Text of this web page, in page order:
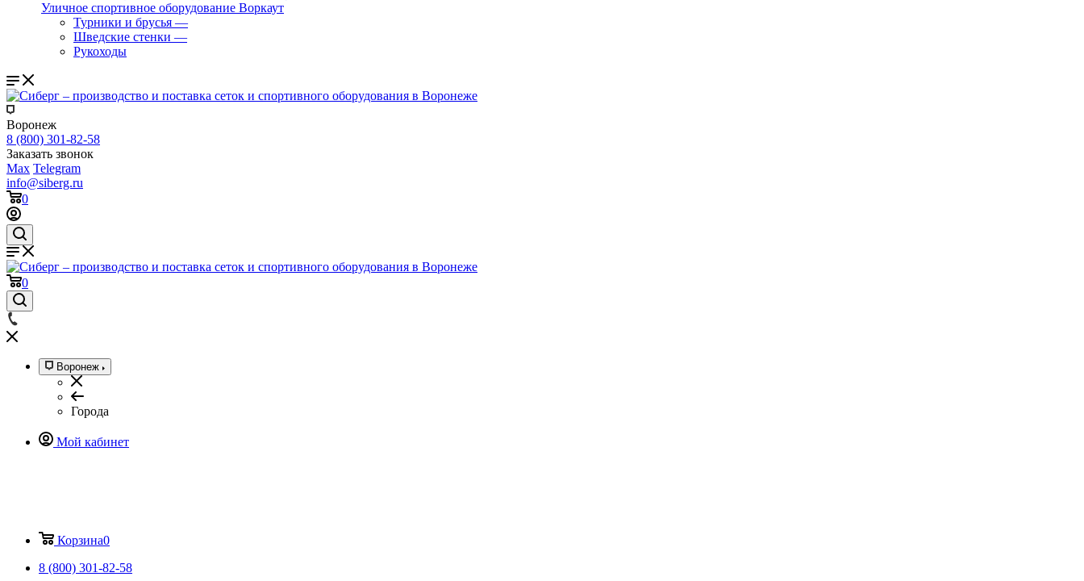
Уличное спортивное оборудование Воркаут
Турники и брусья —
Шведские стенки —
Рукоходы
Воронеж
8 (800) 301-82-58
Заказать звонок
Max Telegram
info@siberg.ru
0
0
Воронеж
Города
Мой кабинет
Корзина0
8 (800) 301-82-58